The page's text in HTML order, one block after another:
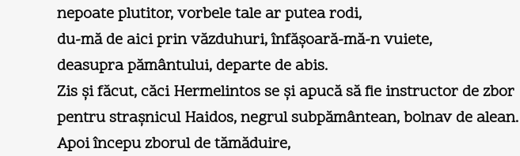
nepoate plutitor, vorbele tale ar putea rodi,
du-mă de aici prin văzduhuri, înfăşoară-mă-n vuiete,
deasupra pământului, departe de abis.
Zis şi făcut, căci Hermelintos se şi apucă să fie instructor de zbor
pentru straşnicul Haidos, negrul subpământean, bolnav de alean.
Apoi începu zborul de tămăduire,